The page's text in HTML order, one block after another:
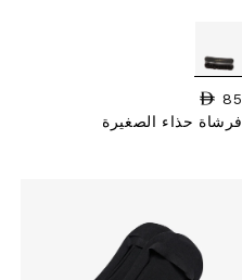
السعر العادي
85
فرشاة حذاء الصغيرة